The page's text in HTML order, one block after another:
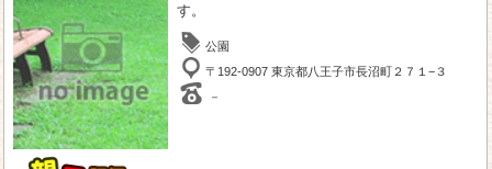
す。
公園
〒192-0907 東京都八王子市長沼町２７１−３
－